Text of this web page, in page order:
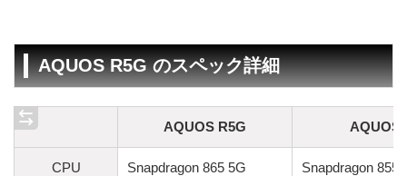
AQUOS R5G のスペック詳細
AQUOS R5G AQUOS
CPU Snapdragon 865 5G Snapdragon 855